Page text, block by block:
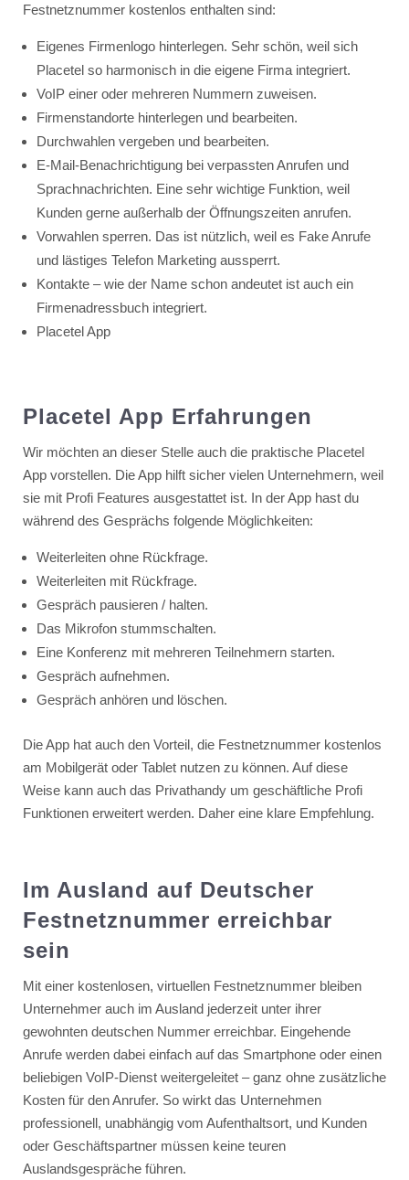
Festnetznummer kostenlos enthalten sind:
Eigenes Firmenlogo hinterlegen. Sehr schön, weil sich
Placetel so harmonisch in die eigene Firma integriert.
VoIP einer oder mehreren Nummern zuweisen.
Firmenstandorte hinterlegen und bearbeiten.
Durchwahlen vergeben und bearbeiten.
E-Mail-Benachrichtigung bei verpassten Anrufen und
Sprachnachrichten. Eine sehr wichtige Funktion, weil
Kunden gerne außerhalb der Öffnungszeiten anrufen.
Vorwahlen sperren. Das ist nützlich, weil es Fake Anrufe
und lästiges Telefon Marketing aussperrt.
Kontakte – wie der Name schon andeutet ist auch ein
Firmenadressbuch integriert.
Placetel App
Placetel App Erfahrungen
Wir möchten an dieser Stelle auch die praktische Placetel
App vorstellen. Die App hilft sicher vielen Unternehmern, weil
sie mit Profi Features ausgestattet ist. In der App hast du
während des Gesprächs folgende Möglichkeiten:
Weiterleiten ohne Rückfrage.
Weiterleiten mit Rückfrage.
Gespräch pausieren / halten.
Das Mikrofon stummschalten.
Eine Konferenz mit mehreren Teilnehmern starten.
Gespräch aufnehmen.
Gespräch anhören und löschen.
Die App hat auch den Vorteil, die Festnetznummer kostenlos
am Mobilgerät oder Tablet nutzen zu können. Auf diese
Weise kann auch das Privathandy um geschäftliche Profi
Funktionen erweitert werden. Daher eine klare Empfehlung.
Im Ausland auf Deutscher
Festnetznummer erreichbar
sein
Mit einer kostenlosen, virtuellen Festnetznummer bleiben
Unternehmer auch im Ausland jederzeit unter ihrer
gewohnten deutschen Nummer erreichbar. Eingehende
Anrufe werden dabei einfach auf das Smartphone oder einen
beliebigen VoIP-Dienst weitergeleitet – ganz ohne zusätzliche
Kosten für den Anrufer. So wirkt das Unternehmen
professionell, unabhängig vom Aufenthaltsort, und Kunden
oder Geschäftspartner müssen keine teuren
Auslandsgespräche führen.